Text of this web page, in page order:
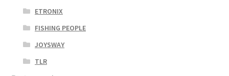
ETRONIX
FISHING PEOPLE
JOYSWAY
TLR